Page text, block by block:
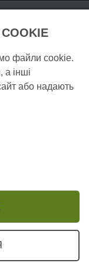
файли cookie.
а інші
або надають